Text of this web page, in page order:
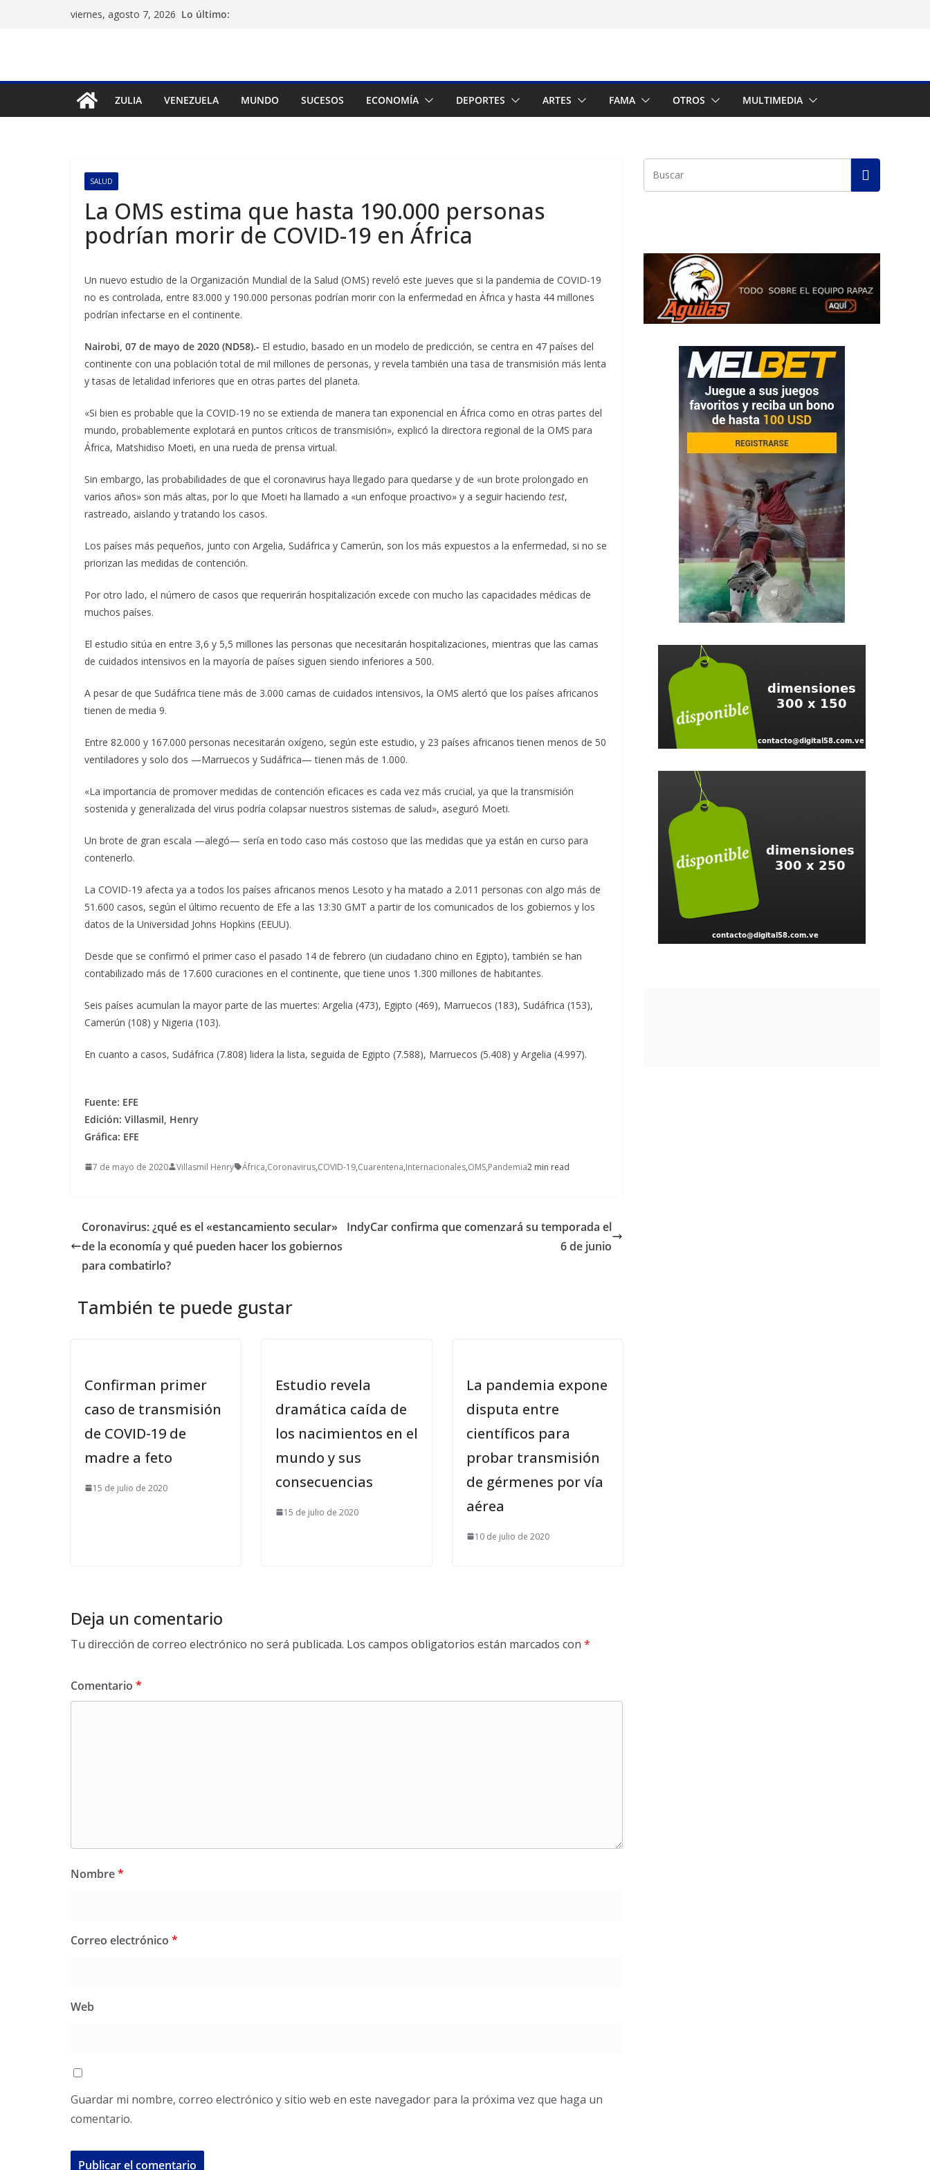
viernes, agosto 7, 2026 Lo último:
ZULIA VENEZUELA MUNDO SUCESOS ECONOMÍA DEPORTES ARTES FAMA OTROS MULTIMEDIA
SALUD
La OMS estima que hasta 190.000 personas
podrían morir de COVID-19 en África
Un nuevo estudio de la Organización Mundial de la Salud (OMS) reveló este jueves que si la pandemia de COVID-19
no es controlada, entre 83.000 y 190.000 personas podrían morir con la enfermedad en África y hasta 44 millones
podrían infectarse en el continente.
Nairobi, 07 de mayo de 2020 (ND58).- El estudio, basado en un modelo de predicción, se centra en 47 países del
continente con una población total de mil millones de personas, y revela también una tasa de transmisión más lenta
y tasas de letalidad inferiores que en otras partes del planeta.
«Si bien es probable que la COVID-19 no se extienda de manera tan exponencial en África como en otras partes del
mundo, probablemente explotará en puntos críticos de transmisión», explicó la directora regional de la OMS para
África, Matshidiso Moeti, en una rueda de prensa virtual.
Sin embargo, las probabilidades de que el coronavirus haya llegado para quedarse y de «un brote prolongado en
varios años» son más altas, por lo que Moeti ha llamado a «un enfoque proactivo» y a seguir haciendo test,
rastreado, aislando y tratando los casos.
Los países más pequeños, junto con Argelia, Sudáfrica y Camerún, son los más expuestos a la enfermedad, si no se
priorizan las medidas de contención.
Por otro lado, el número de casos que requerirán hospitalización excede con mucho las capacidades médicas de
muchos países.
El estudio sitúa en entre 3,6 y 5,5 millones las personas que necesitarán hospitalizaciones, mientras que las camas
de cuidados intensivos en la mayoría de países siguen siendo inferiores a 500.
A pesar de que Sudáfrica tiene más de 3.000 camas de cuidados intensivos, la OMS alertó que los países africanos
tienen de media 9.
Entre 82.000 y 167.000 personas necesitarán oxígeno, según este estudio, y 23 países africanos tienen menos de 50
ventiladores y solo dos —Marruecos y Sudáfrica— tienen más de 1.000.
«La importancia de promover medidas de contención eficaces es cada vez más crucial, ya que la transmisión
sostenida y generalizada del virus podría colapsar nuestros sistemas de salud», aseguró Moeti.
Un brote de gran escala —alegó— sería en todo caso más costoso que las medidas que ya están en curso para
contenerlo.
La COVID-19 afecta ya a todos los países africanos menos Lesoto y ha matado a 2.011 personas con algo más de
51.600 casos, según el último recuento de Efe a las 13:30 GMT a partir de los comunicados de los gobiernos y los
datos de la Universidad Johns Hopkins (EEUU).
Desde que se confirmó el primer caso el pasado 14 de febrero (un ciudadano chino en Egipto), también se han
contabilizado más de 17.600 curaciones en el continente, que tiene unos 1.300 millones de habitantes.
Seis países acumulan la mayor parte de las muertes: Argelia (473), Egipto (469), Marruecos (183), Sudáfrica (153),
Camerún (108) y Nigeria (103).
En cuanto a casos, Sudáfrica (7.808) lidera la lista, seguida de Egipto (7.588), Marruecos (5.408) y Argelia (4.997).
Fuente: EFE
Edición: Villasmil, Henry
Gráfica: EFE
7 de mayo de 2020 Villasmil Henry África,Coronavirus,COVID-19,Cuarentena,Internacionales,OMS,Pandemia2 min read
Coronavirus: ¿qué es el «estancamiento secular»
de la economía y qué pueden hacer los gobiernos
para combatirlo?
IndyCar confirma que comenzará su temporada el
6 de junio
También te puede gustar
Confirman primer
caso de transmisión
de COVID-19 de
madre a feto
15 de julio de 2020
Estudio revela
dramática caída de
los nacimientos en el
mundo y sus
consecuencias
15 de julio de 2020
La pandemia expone
disputa entre
científicos para
probar transmisión
de gérmenes por vía
aérea
10 de julio de 2020
Deja un comentario
Tu dirección de correo electrónico no será publicada. Los campos obligatorios están marcados con *
Comentario *
Nombre*
Correo electrónico *
Web
Guardar mi nombre, correo electrónico y sitio web en este navegador para la próxima vez que haga un
comentario.